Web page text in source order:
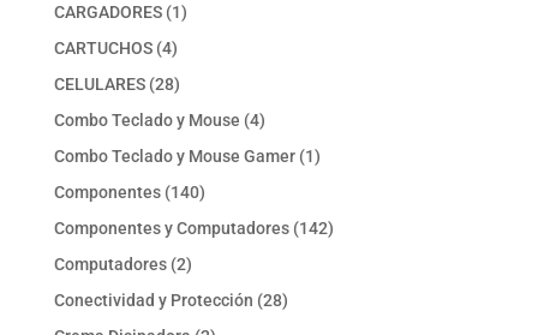
CARGADORES 11
CARTUCHOS 44
productos
CELULARES 2828
productos
Combo Teclado y Mouse 44
productos
Combo Teclado y Mouse Gamer 11
Componentes 140140
productos
Componentes y Computadores 142142
Computadores 22
productos
Conectividad y Protección 2828